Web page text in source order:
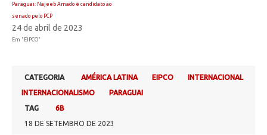
Paraguai: Najeeb Amado é candidato ao
senado pelo PCP
24 de abril de 2023
Em "EIPCO"
CATEGORIA AMÉRICA LATINA EIPCO
INTERNACIONAL
INTERNACIONALISMO
PARAGUAI
TAG
6B
18 DE SETEMBRO DE 2023